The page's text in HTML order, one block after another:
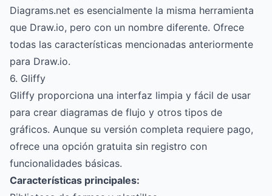
Diagrams.net es esencialmente la misma herramienta
que Draw.io, pero con un nombre diferente. Ofrece
todas las características mencionadas anteriormente
para Draw.io.
6. Gliffy
Gliffy proporciona una interfaz limpia y fácil de usar
para crear diagramas de flujo y otros tipos de
gráficos. Aunque su versión completa requiere pago,
ofrece una opción gratuita sin registro con
funcionalidades básicas.
Características principales: